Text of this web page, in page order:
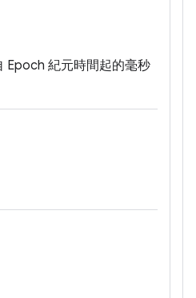
Epoch 紀元時間起的毫秒